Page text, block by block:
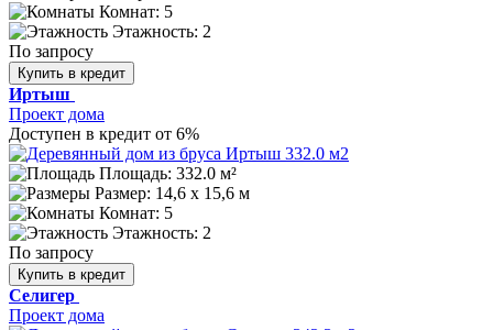
Комнат: 5
Этажность: 2
По запросу
Купить в кредит
Иртыш
Проект дома
Доступен в кредит от 6%
Площадь: 332.0 м²
Размер: 14,6 x 15,6 м
Комнат: 5
Этажность: 2
По запросу
Купить в кредит
Селигер
Проект дома